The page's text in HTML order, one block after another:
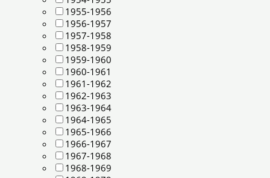
1955-1956
1956-1957
1957-1958
1958-1959
1959-1960
1960-1961
1961-1962
1962-1963
1963-1964
1964-1965
1965-1966
1966-1967
1967-1968
1968-1969